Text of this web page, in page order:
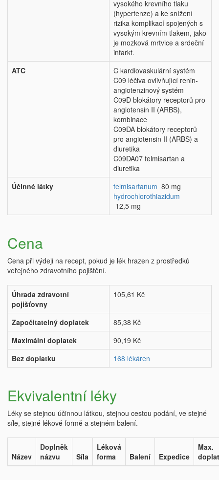
vysokého krevního tlaku
(hypertenze) a ke snížení
rizika komplikací spojených s
vysokým krevním tlakem, jako
je mozková mrtvice a srdeční
infarkt.
ATC
C kardiovaskulární systém
C09 léčiva ovlivňující renin-
angiotenzinový systém
C09D blokátory receptorů pro
angiotensin II (ARBS),
kombinace
C09DA blokátory receptorů
pro angiotensin II (ARBS) a
diuretika
C09DA07 telmisartan a
diuretika
Účinné látky
telmisartanum 80 mg
hydrochlorothiazidum
12,5 mg
Cena
Cena při výdeji na recept, pokud je lék hrazen z prostředků
veřejného zdravotního pojištění.
Úhrada zdravotní
pojišťovny
105,61 Kč
Započitatelný doplatek
85,38 Kč
Maximální doplatek
90,19 Kč
Bez doplatku
168 lékáren
Ekvivalentní léky
Léky se stejnou účinnou látkou, stejnou cestou podání, ve stejné
síle, stejné lékové formě a stejném balení.
Název
Doplněk
názvu
Síla
Léková
forma
Balení Expedice
Max.